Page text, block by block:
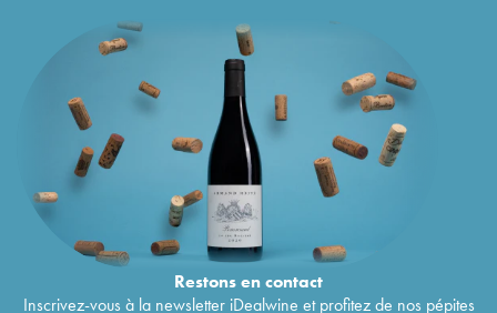
Restons encontact
Inscrivez-vous à la newsletter iDealwine et profitez de nos pépites